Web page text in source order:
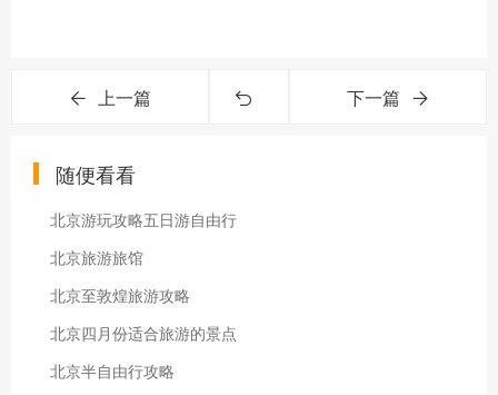
上一篇 下一篇
随便看看
北京游玩攻略五日游自由行
北京旅游旅馆
北京至敦煌旅游攻略
北京四月份适合旅游的景点
北京半自由行攻略